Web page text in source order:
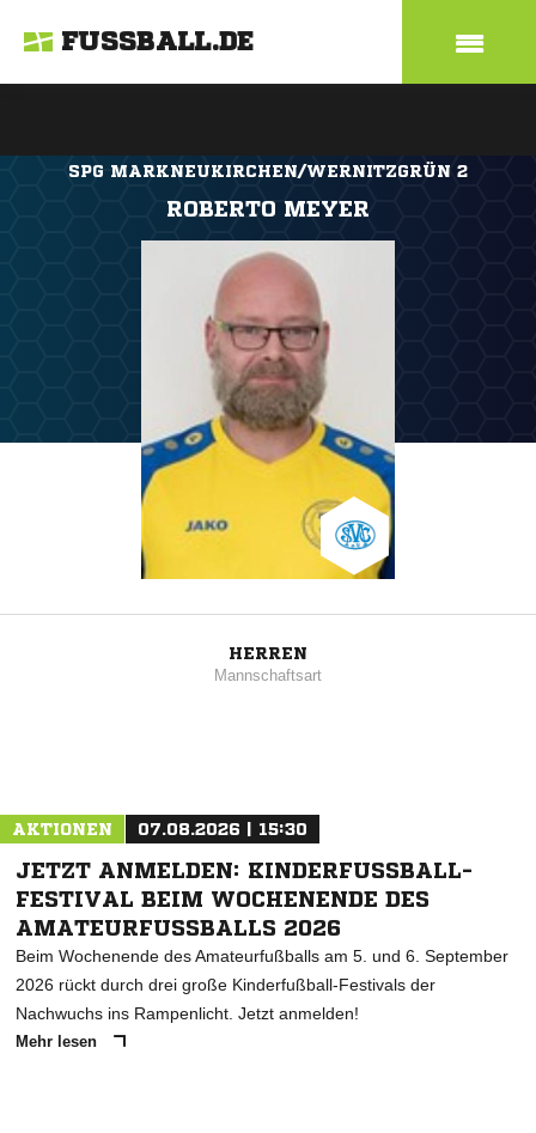
FUSSBALL.DE
SPG MARKNEUKIRCHEN/WERNITZGRÜN 2
ROBERTO MEYER
HERREN
Mannschaftsart
AKTIONEN 07.08.2026 | 15:30
JETZT ANMELDEN: KINDERFUSSBALL-F
ESTIVAL BEIM WOCHENENDE DES A
MATEURFUSSBALLS 2026
Beim Wochenende des Amateurfußballs am 5. und 6. September
2026 rückt durch drei große Kinderfußball-Festivals der
Nachwuchs ins Rampenlicht. Jetzt anmelden!
Mehr lesen